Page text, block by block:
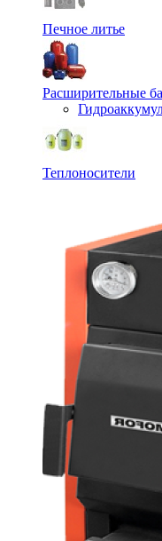
Печное литье
Расширительные
Теплоносители